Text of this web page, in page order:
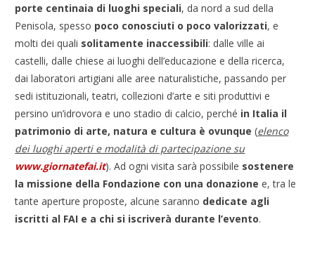
porte centinaia di luoghi speciali, da nord a sud della
Penisola, spesso poco conosciuti o poco valorizzati, e
molti dei quali solitamente inaccessibili: dalle ville ai
castelli, dalle chiese ai luoghi dell’educazione e della ricerca,
dai laboratori artigiani alle aree naturalistiche, passando per
sedi istituzionali, teatri, collezioni d’arte e siti produttivi e
persino un’idrovora e uno stadio di calcio, perché in Italia il
patrimonio di arte, natura e cultura è ovunque (elenco
dei luoghi aperti e modalità di partecipazione su
www.giornatefai.it). Ad ogni visita sarà possibile sostenere
la missione della Fondazione con una donazionee, tra le
tante aperture proposte, alcune saranno dedicate agli
iscritti al FAI e a chi si iscriverà durante l’evento.